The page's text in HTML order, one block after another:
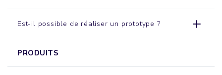
Est-il possible de réaliser un prototype ?
PRODUITS